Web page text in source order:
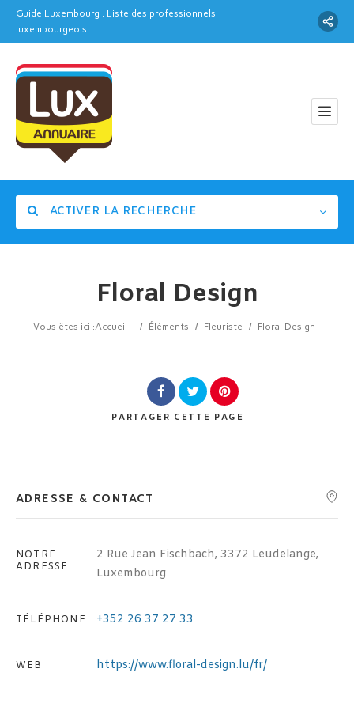
Guide Luxembourg : Liste des professionnels
luxembourgeois
ACTIVER LA RECHERCHE
Catégorie
Rechercher
Floral Design
Vous êtes ici :Accueil / Éléments / Fleuriste / Floral Design
PARTAGER CETTE PAGE
ADRESSE & CONTACT
NOTRE
ADRESSE
2 Rue Jean Fischbach, 3372 Leudelange,
Luxembourg
TÉLÉPHONE +352 26 37 27 33
WEB https://www.floral-design.lu/fr/